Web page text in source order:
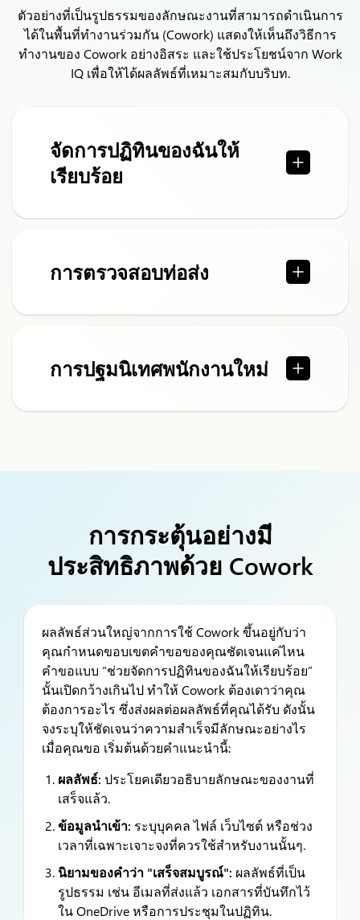
ตัวอย่างที่เป็นรูปธรรมของลักษณะงานที่สามารถดำเนินการ
ได้ในพื้นที่ทำงานร่วมกัน (Cowork) แสดงให้เห็นถึงวิธีการ
ทำงานของ Cowork อย่างอิสระ และใช้ประโยชน์จาก Work
IQ เพื่อให้ได้ผลลัพธ์ที่เหมาะสมกับบริบท.
จัดการปฏิทินของฉันให้
เรียบร้อย
การตรวจสอบท่อส่ง
การปฐมนิเทศพนักงานใหม่
การกระตุ้นอย่างมี
ประสิทธิภาพด้วย Cowork
ผลลัพธ์ส่วนใหญ่จากการใช้ Cowork ขึ้นอยู่กับว่า
คุณกำหนดขอบเขตคำขอของคุณชัดเจนแค่ไหน
คำขอแบบ “ช่วยจัดการปฏิทินของฉันให้เรียบร้อย”
นั้นเปิดกว้างเกินไป ทำให้ Cowork ต้องเดาว่าคุณ
ต้องการอะไร ซึ่งส่งผลต่อผลลัพธ์ที่คุณได้รับ ดังนั้น
จงระบุให้ชัดเจนว่าความสำเร็จมีลักษณะอย่างไร
เมื่อคุณขอ เริ่มต้นด้วยคำแนะนำนี้:
ผลลัพธ์: ประโยคเดียวอธิบายลักษณะของงานที่
เสร็จแล้ว.
ข้อมูลนำเข้า: ระบุบุคคล ไฟล์ เว็บไซต์ หรือช่วง
เวลาที่เฉพาะเจาะจงที่ควรใช้สำหรับงานนั้นๆ.
นิยามของคำว่า "เสร็จสมบูรณ์": ผลลัพธ์ที่เป็น
รูปธรรม เช่น อีเมลที่ส่งแล้ว เอกสารที่บันทึกไว้
ใน OneDrive หรือการประชุมในปฏิทิน.